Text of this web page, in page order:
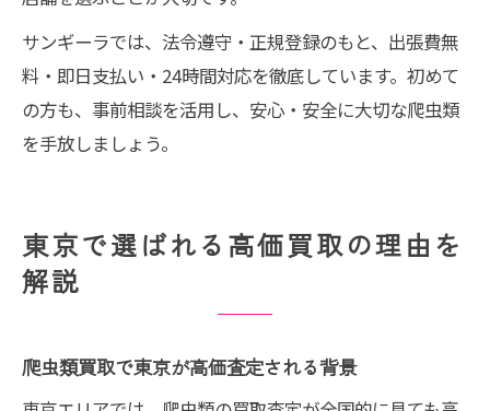
サンギーラでは、法令遵守・正規登録のもと、出張費無
料・即日支払い・24時間対応を徹底しています。初めて
の方も、事前相談を活用し、安心・安全に大切な爬虫類
を手放しましょう。
東京で選ばれる高価買取の理由を
解説
爬虫類買取で東京が高価査定される背景